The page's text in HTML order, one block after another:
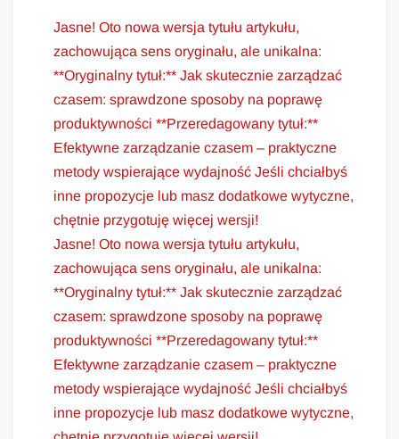
Jasne! Oto nowa wersja tytułu artykułu,
zachowująca sens oryginału, ale unikalna:
**Oryginalny tytuł:** Jak skutecznie zarządzać
czasem: sprawdzone sposoby na poprawę
produktywności **Przeredagowany tytuł:**
Efektywne zarządzanie czasem – praktyczne
metody wspierające wydajność Jeśli chciałbyś
inne propozycje lub masz dodatkowe wytyczne,
chętnie przygotuję więcej wersji!
Jasne! Oto nowa wersja tytułu artykułu,
zachowująca sens oryginału, ale unikalna:
**Oryginalny tytuł:** Jak skutecznie zarządzać
czasem: sprawdzone sposoby na poprawę
produktywności **Przeredagowany tytuł:**
Efektywne zarządzanie czasem – praktyczne
metody wspierające wydajność Jeśli chciałbyś
inne propozycje lub masz dodatkowe wytyczne,